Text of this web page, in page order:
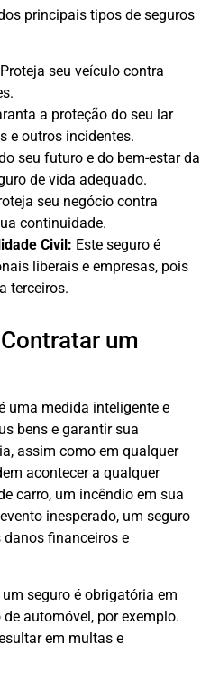
principais tipos de seguros
Proteja seu veículo contra
a proteção do seu lar
e outros incidentes.
seu futuro e do bem-estar da
de vida adequado.
seu negócio contra
continuidade.
Civil: Este seguro é
liberais e empresas, pois
terceiros.
um
uma medida inteligente e
bens e garantir sua
assim como em qualquer
acontecer a qualquer
carro, um incêndio em sua
inesperado, um seguro
financeiros e
seguro é obrigatória em
automóvel, por exemplo.
em multas e